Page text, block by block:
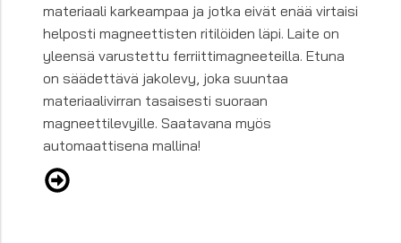
materiaali karkeampaa ja jotka eivät enää virtaisi
helposti magneettisten ritilöiden läpi. Laite on
yleensä varustettu ferriittimagneeteilla. Etuna
on säädettävä jakolevy, joka suuntaa
materiaalivirran tasaisesti suoraan
magneettilevyille. Saatavana myös
automaattisena mallina!